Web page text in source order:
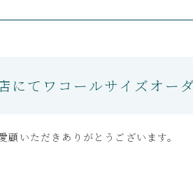
にてワコールサイズオー
いただきありがとうございます。